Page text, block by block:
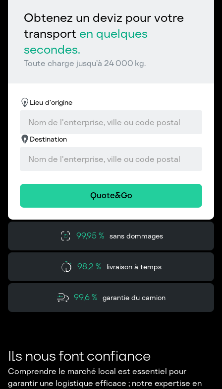
Obtenez un deviz pour votre
transport en quelques
secondes.
Toute charge jusqu’à 24 000 kg.
Lieu d’origine
Destination
Quote&Go
99,95 % sans dommages
98,2 % livraison à temps
99,6 % garantie du camion
Ils nous font confiance
Comprendre le marché local est essentiel pour
garantir une logistique efficace ; notre expertise en